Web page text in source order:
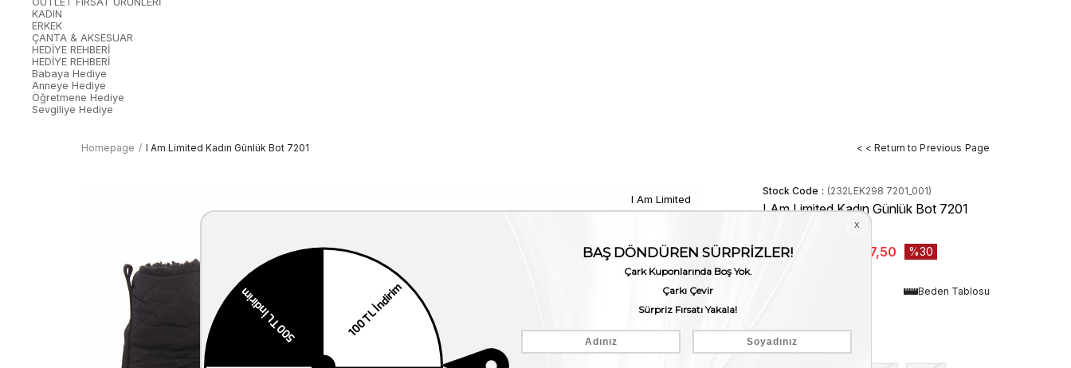
KADIN
ERKEK
ÇANTA & AKSESUAR
HEDİYE REHBERİ
HEDİYE REHBERİ
Babaya Hediye
Anneye Hediye
Öğretmene Hediye
Sevgiliye Hediye
Homepage I Am Limited Kadın Günlük Bot 7201 < < Return to Previous Page
I Am Limited
Stock Code (232LEK298 7201_001)
I Am Limited Kadın Günlük Bot 7201
₺7.625,00 ₺5.337,50 30
Beden Tablosu
Numara